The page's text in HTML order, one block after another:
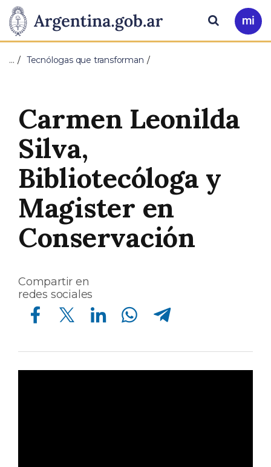
Presidencia
de
Nación
Pasar al contenido principal
Ir
a
Buscar
… Tecnólogas que transforman
Carmen Leonilda
Silva,
Bibliotecóloga y
Magister en
Conservación
Compartir en
redes sociales
Compartir en Facebook Compartir en Twitter Compartir en Linkedin Compartir en Whatsapp Compartir en Telegram